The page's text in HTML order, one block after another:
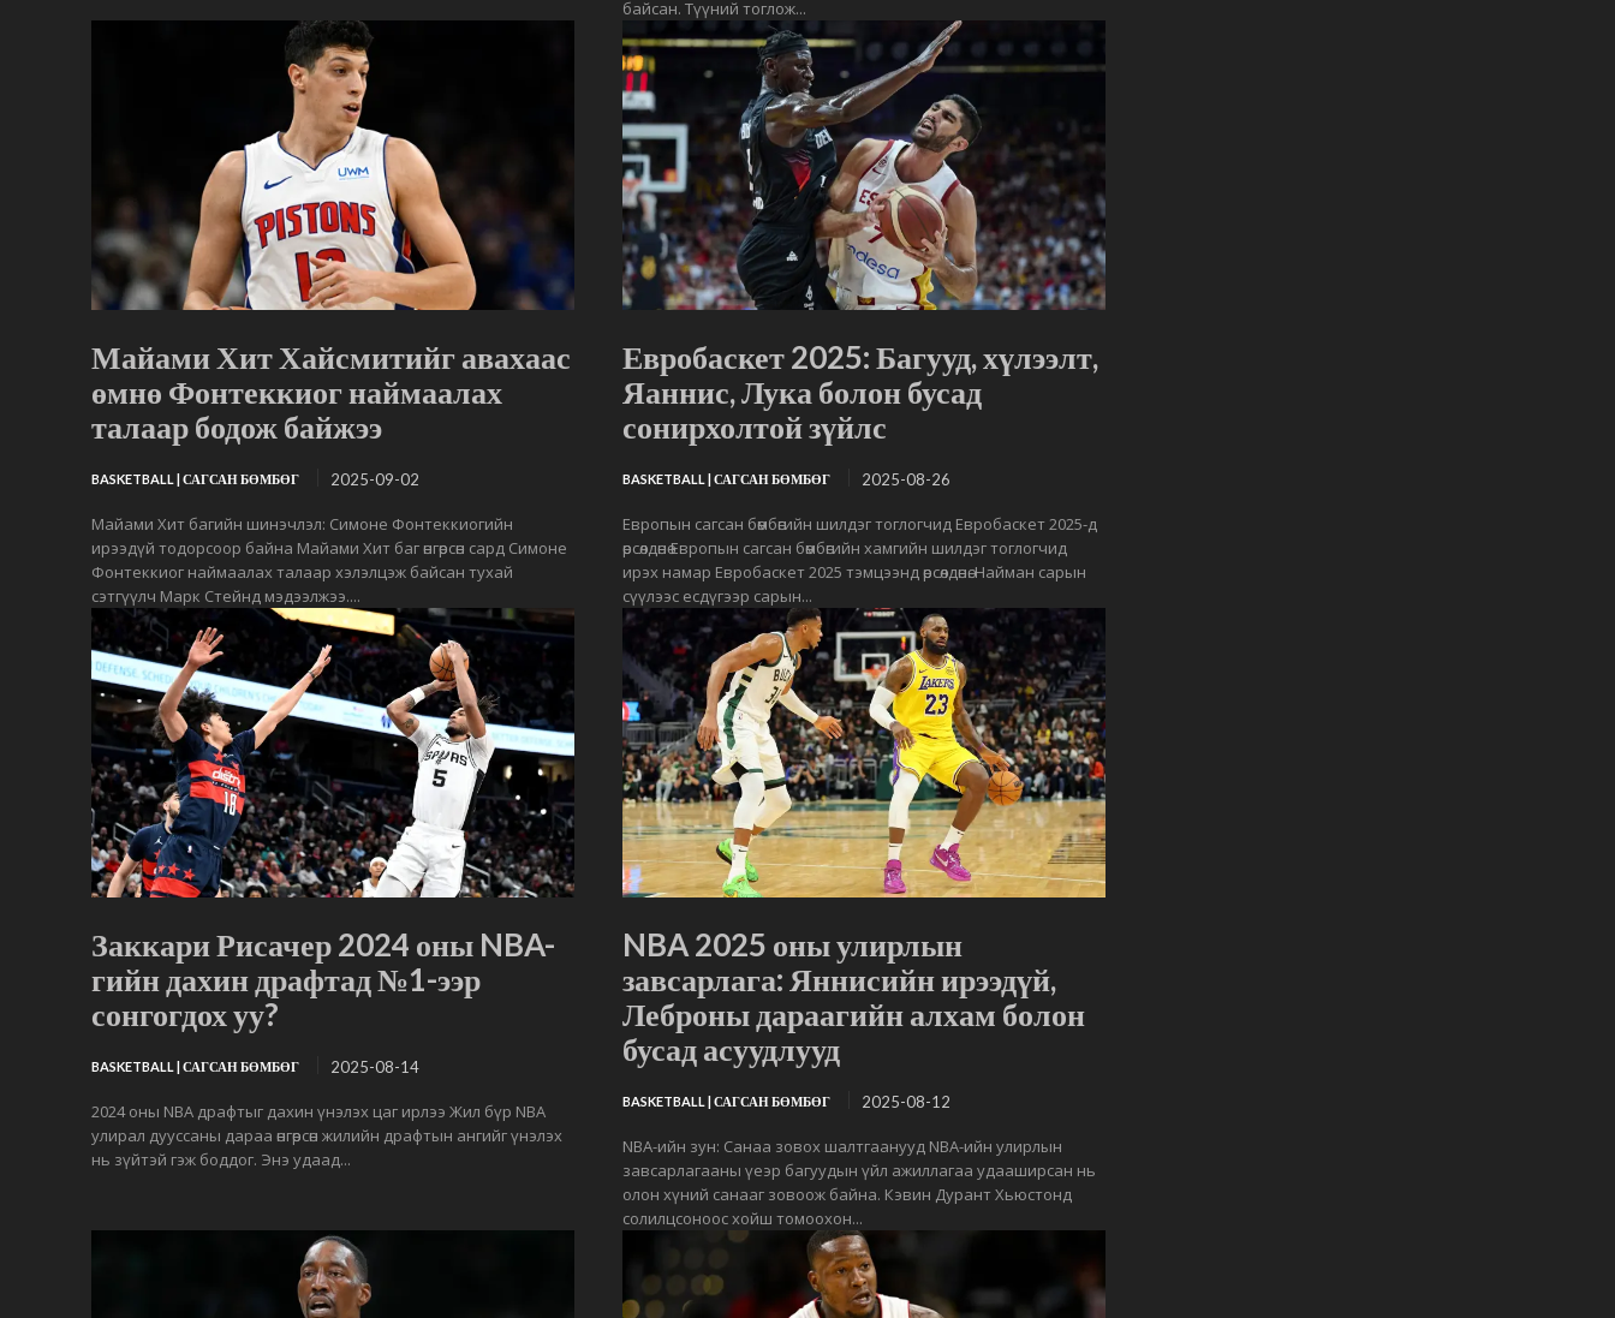
байсан. Түүний тоглож...
Майами Хит Хайсмитийг авахаас
өмнө Фонтеккиог наймаалах
талаар бодож байжээ
BASKETBALL | САГСАН БӨМБӨГ 2025-09-02
Майами Хит багийн шинэчлэл: Симоне Фонтеккиогийн
ирээдүй тодорсоор байна Майами Хит баг өнгөрсөн сард Симоне
Фонтеккиог наймаалах талаар хэлэлцэж байсан тухай
сэтгүүлч Марк Стейнд мэдээлжээ....
Евробаскет 2025: Багууд, хүлээлт,
Яаннис, Лука болон бусад
сонирхолтой зүйлс
BASKETBALL | САГСАН БӨМБӨГ 2025-08-26
Европын сагсан бөмбөгийн шилдэг тоглогчид Евробаскет 2025-д
өрсөлдөнө Европын сагсан бөмбөгийн хамгийн шилдэг тоглогчид
ирэх намар Евробаскет 2025 тэмцээнд өрсөлдөнө. Найман сарын
сүүлээс есдүгээр сарын...
Заккари Рисачер 2024 оны NBA-
гийн дахин драфтад №1-ээр
сонгогдох уу?
BASKETBALL | САГСАН БӨМБӨГ 2025-08-14
2024 оны NBA драфтыг дахин үнэлэх цаг ирлээ Жил бүр NBA
улирал дууссаны дараа өнгөрсөн жилийн драфтын ангийг үнэлэх
нь зүйтэй гэж боддог. Энэ удаад...
NBA 2025 оны улирлын
завсарлага: Яннисийн ирээдүй,
Леброны дараагийн алхам болон
бусад асуудлууд
BASKETBALL | САГСАН БӨМБӨГ 2025-08-12
NBA-ийн зун: Санаа зовох шалтгаанууд NBA-ийн улирлын
завсарлагааны үеэр багуудын үйл ажиллагаа удааширсан нь
олон хүний санааг зовоож байна. Кэвин Дурант Хьюстонд
солилцсоноос хойш томоохон...